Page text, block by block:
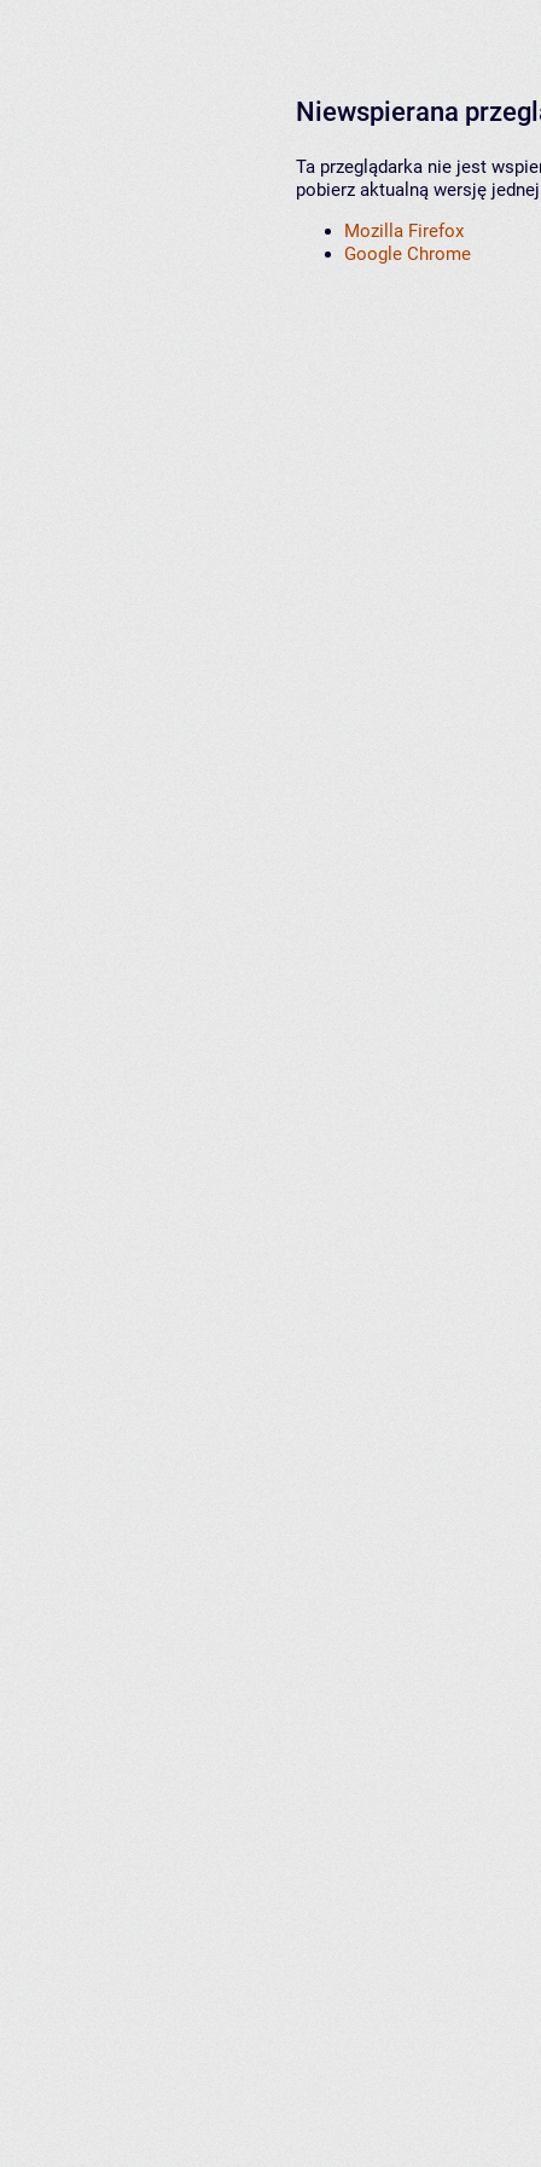
Niewspierana
Ta przeglądarka nie jest
pobierz aktualną wersję
Mozilla Firefox
Google Chrome